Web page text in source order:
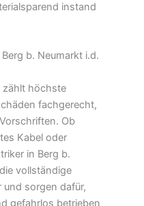
instand
b. Neumarkt i.d.
zählt höchste
fachgerecht,
Ob
Kabel oder
in Berg b.
vollständige
und sorgen dafür,